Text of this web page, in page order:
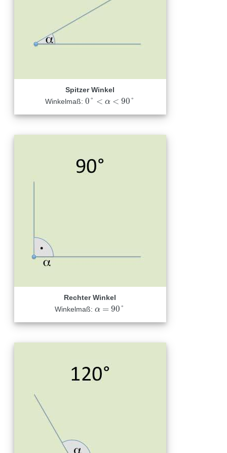
Spitzer Winkel
Winkelmaß: 0° < α < 90°
0°< α< 90 °
Rechter Winkel
Winkelmaß:α = 90°
α=90°